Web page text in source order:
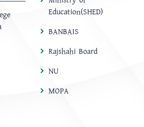
Education(SHED)
BANBAIS
Rajshahi Board
NU
MOPA